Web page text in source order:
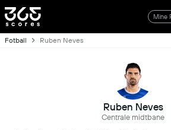
Mine
Fotball Ruben Neves
Ruben Neves
Centrale midtbane